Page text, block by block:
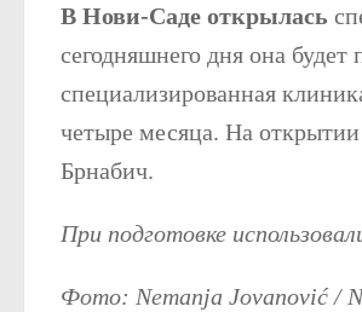
В Нови-Саде открылась
сегодняшнего дня она
специализированная
четыре месяца. На
Брнабич.
При подготовке
Фото: Nemanja Jovanović /